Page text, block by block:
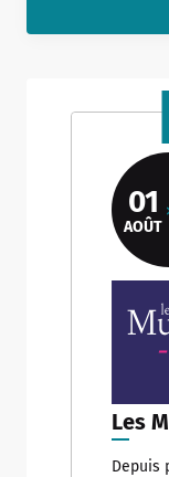
01
AOÛT
Les
Depuis